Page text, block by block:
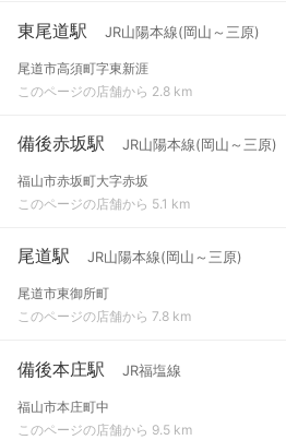
東尾道駅 JR山陽本線(岡山～三原)
尾道市高須町字東新涯
このページの店舗から 2.8 km
備後赤坂駅 JR山陽本線(岡山～三原)
福山市赤坂町大字赤坂
このページの店舗から 5.1 km
尾道駅 JR山陽本線(岡山～三原)
尾道市東御所町
このページの店舗から 7.8 km
備後本庄駅 JR福塩線
福山市本庄町中
このページの店舗から 9.5 km